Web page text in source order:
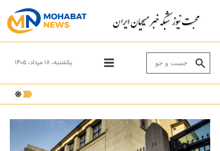
یکشنبه، ۱۸ مرداد، ۱۴۰۵